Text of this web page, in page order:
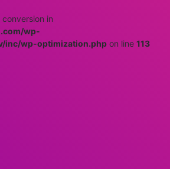
in
wp-
inc/wp-optimization.php on line 113